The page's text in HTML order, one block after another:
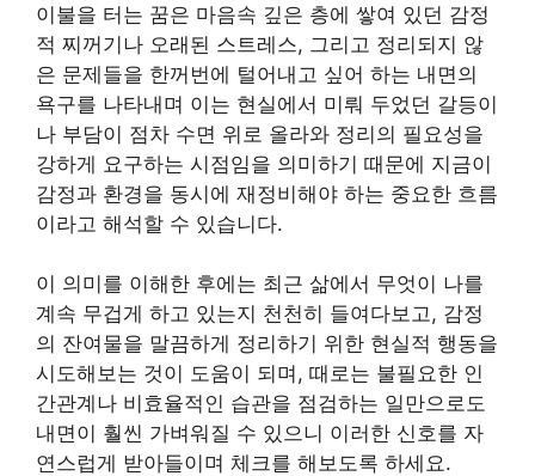
이불을 터는 꿈은 마음속 깊은 층에 쌓여 있던 감정
적 찌꺼기나 오래된 스트레스, 그리고 정리되지 않
은 문제들을 한꺼번에 털어내고 싶어 하는 내면의
욕구를 나타내며 이는 현실에서 미뤄 두었던 갈등이
나 부담이 점차 수면 위로 올라와 정리의 필요성을
강하게 요구하는 시점임을 의미하기 때문에 지금이
감정과 환경을 동시에 재정비해야 하는 중요한 흐름
이라고 해석할 수 있습니다.
이 의미를 이해한 후에는 최근 삶에서 무엇이 나를
계속 무겁게 하고 있는지 천천히 들여다보고, 감정
의 잔여물을 말끔하게 정리하기 위한 현실적 행동을
시도해보는 것이 도움이 되며, 때로는 불필요한 인
간관계나 비효율적인 습관을 점검하는 일만으로도
내면이 훨씬 가벼워질 수 있으니 이러한 신호를 자
연스럽게 받아들이며 체크를 해보도록 하세요.